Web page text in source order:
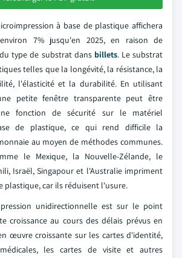
à base de plastique affichera
7% jusqu'en 2025, en raison de
type de substrat dans billets. Le substrat
telles que la longévité, la résistance, la
l'élasticité et la durabilité. En utilisant
petite fenêtre transparente peut être
fonction de sécurité sur le matériel
de plastique, ce qui rend difficile la
au moyen de méthodes communes.
le Mexique, la Nouvelle-Zélande, le
Israël, Singapour et l'Australie impriment
plastique, car ils réduisent l'usure.
unidirectionnelle est sur le point
croissance au cours des délais prévus en
œuvre croissante sur les cartes d'identité,
les cartes de visite et autres